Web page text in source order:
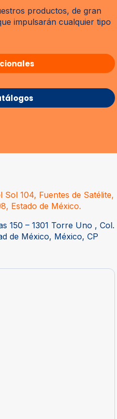
productos, de gran
impulsarán cualquier tipo
Sol 104, Fuentes de Satélite,
Estado de México.
150 – 1301 Torre Uno , Col.
de México, México, CP